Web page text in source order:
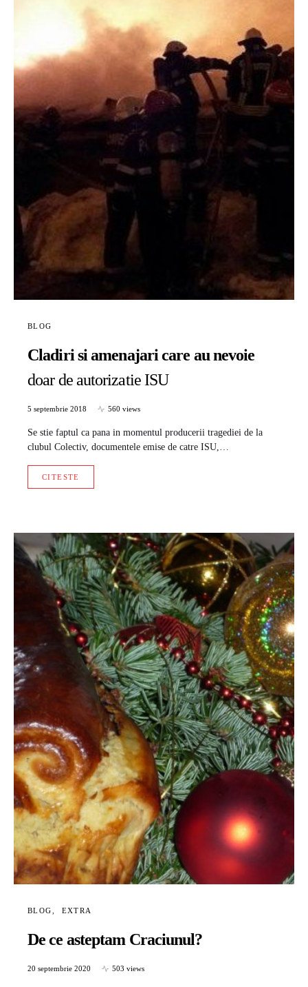
BLOG
Cladiri si amenajari care au nevoie
doar de autorizatie ISU
5 septembrie 2018 560 views
Se stie faptul ca pana in momentul producerii tragediei de la
clubul Colectiv, documentele emise de catre ISU,…
CITESTE
BLOG EXTRA
De ce asteptam Craciunul?
20 septembrie 2020 503 views